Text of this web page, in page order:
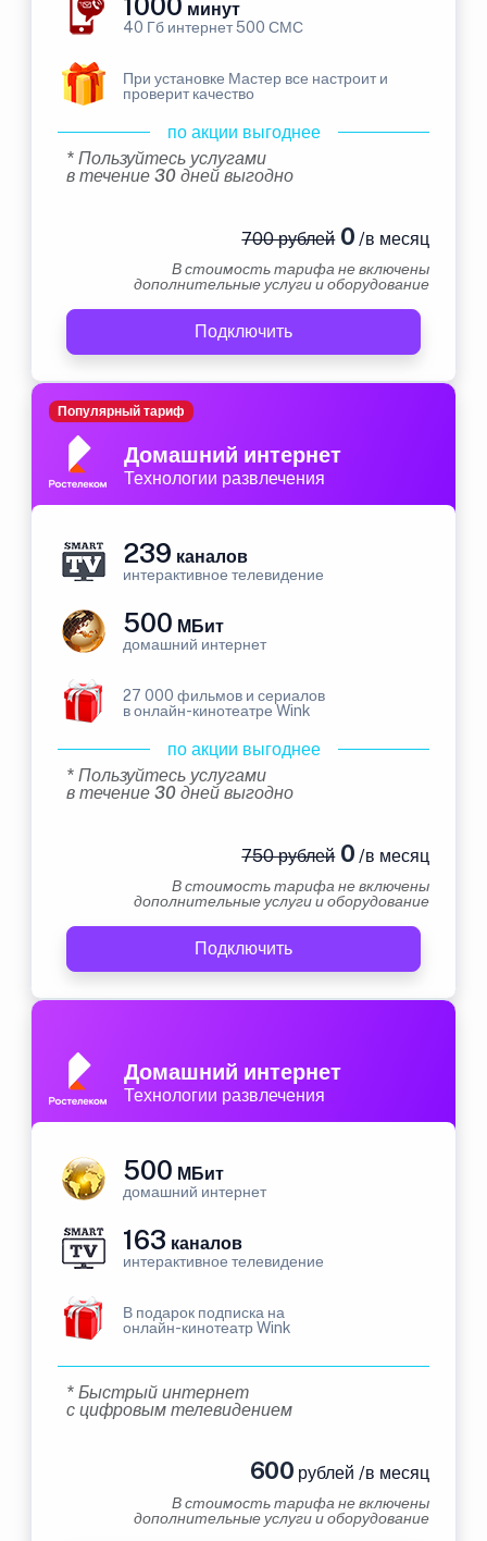
минут
40 Гб интернет 500 СМС
При установке Мастер все настроит и
проверит качество
по акции выгоднее
* Пользуйтесь услугами
в течение 30 дней выгодно
700 рублей0 /в месяц
В стоимость тарифа не включены
дополнительные услуги и оборудование
Подключить
Домашний интернет
Технологии развлечения
Популярный тариф
239 каналов
интерактивное телевидение
500 МБит
домашний интернет
27 000 фильмов и сериалов
в онлайн-кинотеатре Wink
по акции выгоднее
* Пользуйтесь услугами
в течение 30 дней выгодно
750 рублей0 /в месяц
В стоимость тарифа не включены
дополнительные услуги и оборудование
Подключить
Домашний интернет
Технологии развлечения
500 МБит
домашний интернет
163 каналов
интерактивное телевидение
В подарок подписка на
онлайн-кинотеатр Wink
* Быстрый интернет
с цифровым телевидением
600 рублей /в месяц
В стоимость тарифа не включены
дополнительные услуги и оборудование